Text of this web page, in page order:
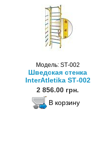
Модель: SТ-002
Шведская стенка
InterAtletika SТ-002
2 856.00 грн.